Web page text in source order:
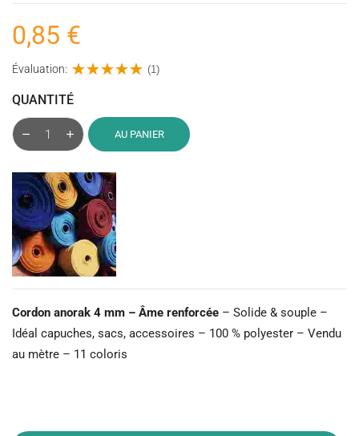
0,85 €
Évaluation: (1)
QUANTITÉ
AU PANIER
Cordon anorak 4 mm – Âme renforcée – Solide & souple –
Idéal capuches, sacs, accessoires – 100 % polyester – Vendu
au mètre – 11 coloris